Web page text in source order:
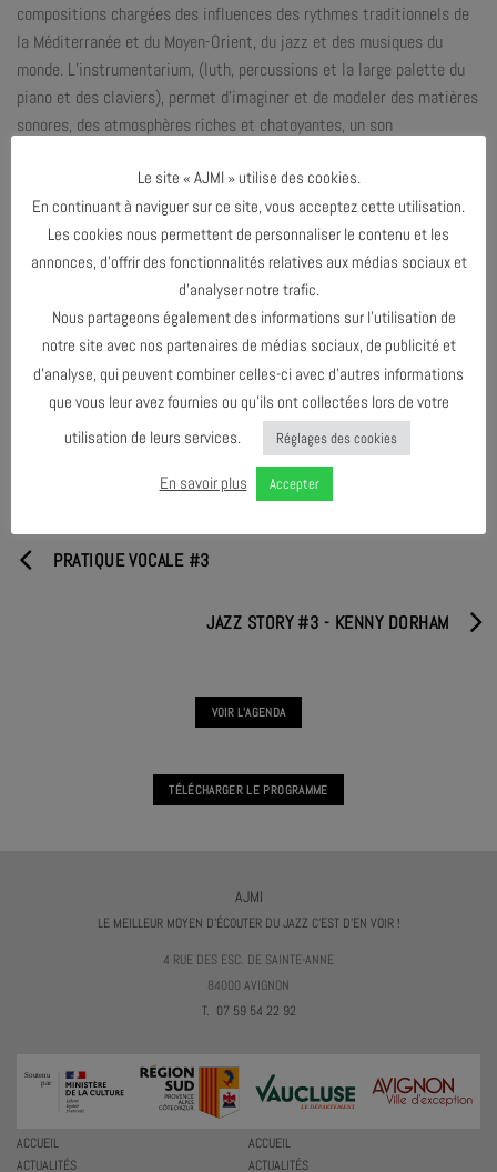
compositions chargées des influences des rythmes traditionnels de
la Méditerranée et du Moyen-Orient, du jazz et des musiques du
monde. L’instrumentarium, (luth, percussions et la large palette du
piano et des claviers), permet d’imaginer et de modeler des matières
sonores, des atmosphères riches et chatoyantes, un son
Leur complicité et leur désir commun de laisser l’espace à la
musique de l’instant nourrissent le concert et la rencontre avec le
public.
PARTAGER & COMMENTER
PRATIQUE VOCALE #3
JAZZ STORY #3 - KENNY DORHAM
VOIR L'AGENDA
TÉLÉCHARGER LE PROGRAMME
AJMI
LE MEILLEUR MOYEN D'ÉCOUTER DU JAZZ C'EST D'EN VOIR !
4 RUE DES ESC. DE SAINTE-ANNE
84000 AVIGNON
T. 07 59 54 22 92
ACCUEIL
ACTUALITÉS
ACCUEIL
ACTUALITÉS
Le site « AJMI » utilise des cookies.
En continuant à naviguer sur ce site, vous acceptez cette utilisation.
Les cookies nous permettent de personnaliser le contenu et les
annonces, d’offrir des fonctionnalités relatives aux médias sociaux et
d’analyser notre trafic.
Nous partageons également des informations sur l’utilisation de
notre site avec nos partenaires de médias sociaux, de publicité et
d’analyse, qui peuvent combiner celles-ci avec d’autres informations
que vous leur avez fournies ou qu’ils ont collectées lors de votre
utilisation de leurs services.
Réglages des cookies
En savoir plus Accepter